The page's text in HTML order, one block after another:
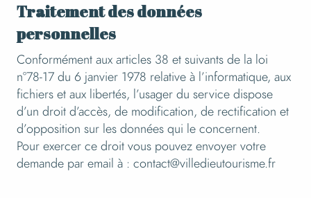
Traitement des données
personnelles
Conformément aux articles 38 et suivants de la loi
n°78-17 du 6 janvier 1978 relative à l’informatique, aux
fichiers et aux libertés, l’usager du service dispose
d’un droit d’accès, de modification, de rectification et
d’opposition sur les données qui le concernent.
Pour exercer ce droit vous pouvez envoyer votre
demande par email à : contact@villedieutourisme.fr